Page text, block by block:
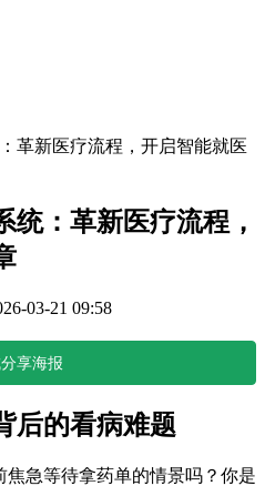
革新医疗流程，开启智能就医
统：革新医疗流程，
03-21 09:58
享海报
后的看病难题
急等待拿药单的情景吗？你是